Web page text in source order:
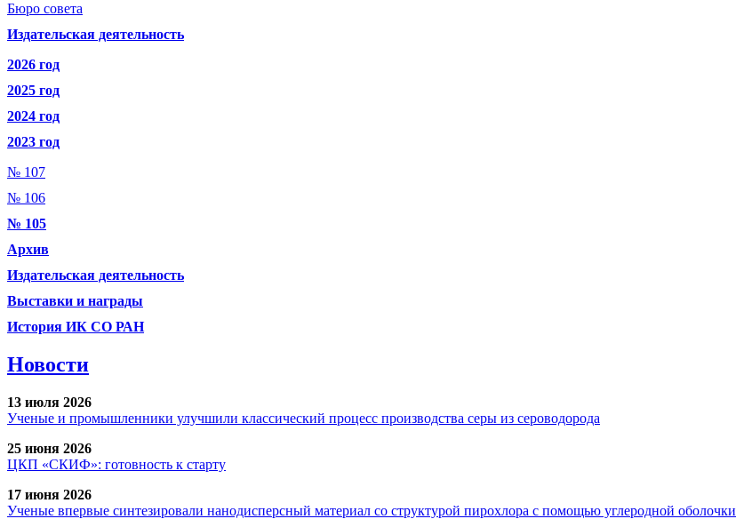
Бюро совета
Издательская деятельность
2026 год
2025 год
2024 год
2023 год
№ 107
№ 106
№ 105
Архив
Издательская деятельность
Выставки и награды
История ИК СО РАН
Новости
13 июля 2026
Ученые и промышленники улучшили классический процесс производства серы из сероводорода
25 июня 2026
ЦКП «СКИФ»: готовность к старту
17 июня 2026
Ученые впервые синтезировали нанодисперсный материал со структурой пирохлора с помощью углеродной оболочки